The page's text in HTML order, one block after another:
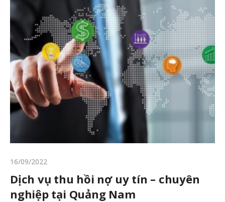
16/09/2022
Dịch vụ thu hồi nợ uy tín – chuyên
nghiệp tại Quảng Nam